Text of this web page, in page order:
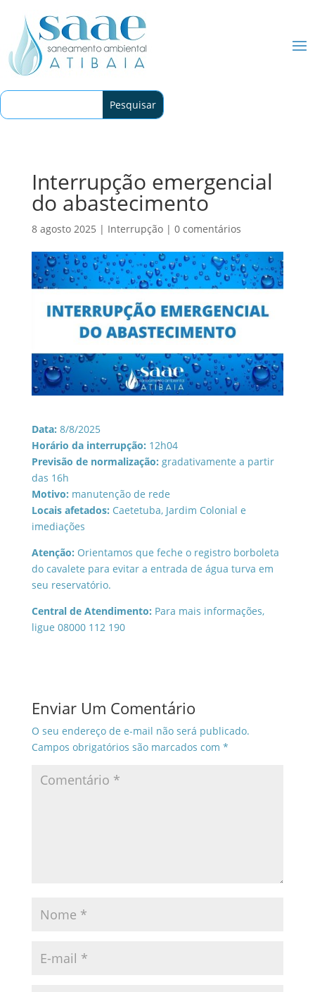
Interrupção emergencial
do abastecimento
8 agosto 2025 | Interrupção| 0 comentários
Data: 8/8/2025
Horário da interrupção: 12h04
Previsão de normalização: gradativamente a partir
das 16h
Motivo: manutenção de rede
Locais afetados: Caetetuba, Jardim Colonial e
imediações
Atenção: Orientamos que feche o registro borboleta
do cavalete para evitar a entrada de água turva em
seu reservatório.
Central de Atendimento: Para mais informações,
ligue 08000 112 190
Enviar Um Comentário
O seu endereço de e-mail não será publicado.
Campos obrigatórios são marcados com *